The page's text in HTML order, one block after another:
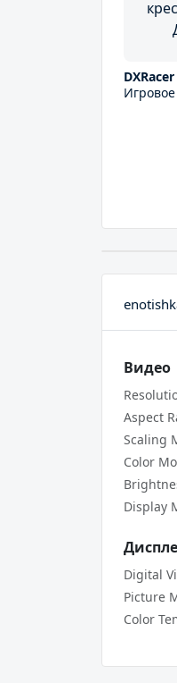
DXRacer
Видео
Aspect
Scaling
Color
Display
Digital
Picture
Color